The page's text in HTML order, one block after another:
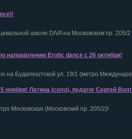
школе DIVA на Московском пр. 205/2
направлению Erotic dance с 26 октября!
на Будапештской ул. 19/1 (метро
Латина (соло), педагог Сергей
Московская (Московский пр. 205/2)!